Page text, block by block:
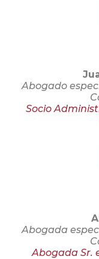
Abogado
Socio
Abogada
Abogada Sr.